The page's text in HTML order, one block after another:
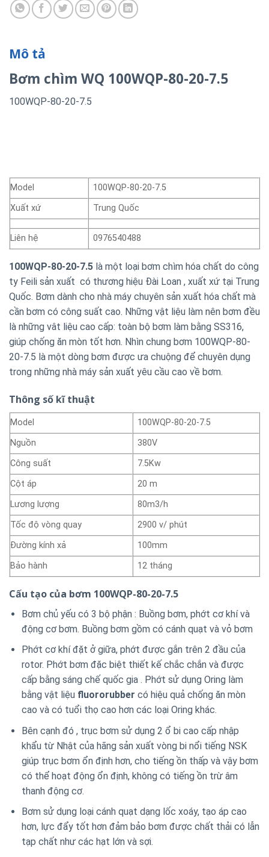
Mô tả
Bơm chìm WQ 100WQP-80-20-7.5
100WQP-80-20-7.5
Model
100WQP-80-20-7.5
Xuất xứ
Trung Quốc
Liên hệ 0976540488
100WQP-80-20-7.5 là một loại bơm chìm hóa chất do công
ty Feili sản xuất có thương hiệu Đài Loan , xuất xứ tại Trung
Quốc. Bơm dành cho nhà máy chuyên sản xuất hóa chất mà
cần bơm có công suất cao. Những vật liệu làm nên bơm đều
là những vât liệu cao cấp: toàn bộ bơm làm bằng SS316,
giúp chống ăn mòn tốt hơn. Nhìn chung bơm 100WQP-80-
20-7.5 là một dòng bơm được ưa chuộng để chuyên dụng
trong những nhà máy sản xuất yêu cầu cao về bơm.
Thông số kĩ thuật
Model
100WQP-80-20-7.5
Nguồn
380V
Công suất
7.5Kw
Cột áp
20 m
Lương lượng
80m3/h
Tốc độ vòng quay
2900 v/ phút
Đường kính xả
100mm
Bảo hành
12 tháng
Cấu tạo của bơm 100WQP-80-20-7.5
Bơm chủ yếu có 3 bộ phận : Buồng bơm, phớt cơ khí và
động cơ bơm. Buồng bơm gồm có cánh quạt và vỏ bơm
Phớt cơ khí đặt ở giữa, phớt được gắn trên 2 đầu của
rotor. Phớt bơm đặc biệt thiết kế chắc chắn và được
cấp bằng sáng chế quốc gia . Phớt sử dụng Oring làm
bằng vật liệu fluororubber có hiệu quả chống ăn mòn
cao và có tuổi thọ cao hơn các loại Oring khác.
Bên cạnh đó , trục bơm sử dụng 2 ổ bi cao cấp nhập
khẩu từ Nhật của hãng sản xuất vòng bi nổi tiếng NSK
giúp trục bơm ổn định hơn, cho tiếng ồn thấp và vậy bơm
có thể hoạt động ổn định, không có tiếng ồn trừ âm
thanh động cơ.
Bơm sử dụng loại cánh quạt dạng lốc xoáy, tạo áp cao
hơn, lực đẩy tốt hơn đảm bảo bơm được chất thải có lẫn
tạp chất như các hạt lớn và sợi.